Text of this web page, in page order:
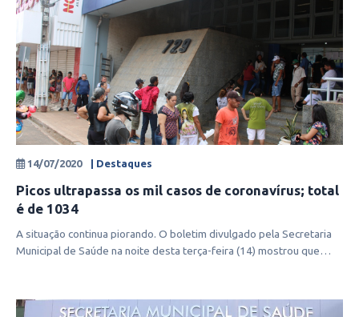
14/07/2020 | Destaques
Picos ultrapassa os mil casos de coronavírus; total
é de 1034
A situação continua piorando. O boletim divulgado pela Secretaria
Municipal de Saúde na noite desta terça-feira (14) mostrou que